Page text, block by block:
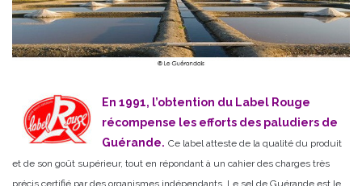
En 1991, l’obtention du Label Rouge
récompense les efforts des paludiers de
Guérande. Ce label atteste de la qualité du produit
et de son goût supérieur, tout en répondant à un cahier des charges très
précis certifié par des organismes indépendants. Le sel de Guérande est le